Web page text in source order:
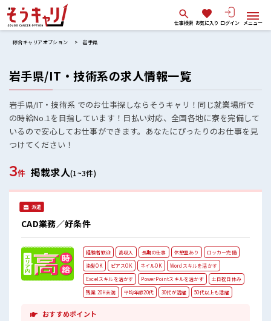
仕事検索 お気に入り ログイン メニュー
綜合キャリアオプション 岩手県
岩手県/IT・技術系の求人情報一覧
岩手県/IT・技術系 でのお仕事探しならそうキャリ！同じ就業場所で
の時給No.1を目指しています！日払い対応、全国各地に寮を完備して
いるので安心してお仕事ができます。あなたにぴったりのお仕事を見
つけてください！
3件 掲載求人(1~3件)
派遣
CAD業務／好条件
経験者歓迎 高収入 長期の仕事 休憩室あり
ロッカー完備
染髪OK
ピアスOK ネイルOK
Wordスキルを活かす
Excelスキルを活かす
PowerPointスキルを活かす
土日祝日休み
残業 20H未満
平均年齢20代 30代が活躍 50代以上も活躍
おすすめポイント